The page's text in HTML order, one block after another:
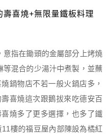
喜燒+無限量鐵板料理
指在鋤頭的金屬部分上烤燒
混合的少湯汁中煮製，並蘸
鍋物店不若一般火鍋店多，
喜燒這次跟鵝拔來吃德安百
燒多了更多選擇，也多了鐵
樓的福豆屋內部陳設為橘紅